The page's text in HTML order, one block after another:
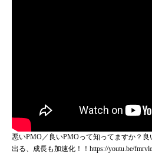
悪いPMO／良いPMOって知ってますか？
出る、成長も加速化！！https://youtu.be/